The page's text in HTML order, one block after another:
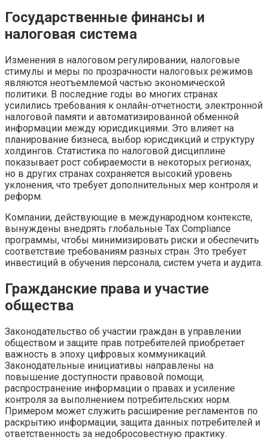
Государственные финансы и
налоговая система
Изменения в налоговом регулировании, налоговые
стимулы и меры по прозрачности налоговых режимов
являются неотъемлемой частью экономической
политики. В последние годы во многих странах
усилились требования к онлайн-отчетности, электронной
налоговой памяти и автоматизированной обменной
информации между юрисдикциями. Это влияет на
планирование бизнеса, выбор юрисдикций и структуру
холдингов. Статистика по налоговой дисциплине
показывает рост собираемости в некоторых регионах,
но в других странах сохраняется высокий уровень
уклонения, что требует дополнительных мер контроля и
реформ.
Компании, действующие в международном контексте,
вынуждены внедрять глобальные Tax Compliance
программы, чтобы минимизировать риски и обеспечить
соответствие требованиям разных стран. Это требует
инвестиций в обучения персонала, систем учета и аудита.
Гражданские права и участие
общества
Законодательство об участии граждан в управлении
обществом и защите прав потребителей приобретает
важность в эпоху цифровых коммуникаций.
Законодательные инициативы направлены на
повышение доступности правовой помощи,
распространение информации о правах и усиление
контроля за выполнением потребительских норм.
Примером может служить расширение регламентов по
раскрытию информации, защита данных потребителей и
ответственность за недобросовестную практику.